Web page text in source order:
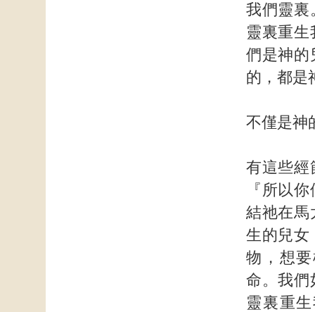
我們靈裏
靈裏重
們是神的
的，都是
不僅是神
有這些經
『所以
結祂在馬
生的兒女
物，想
命。我們
靈裏重